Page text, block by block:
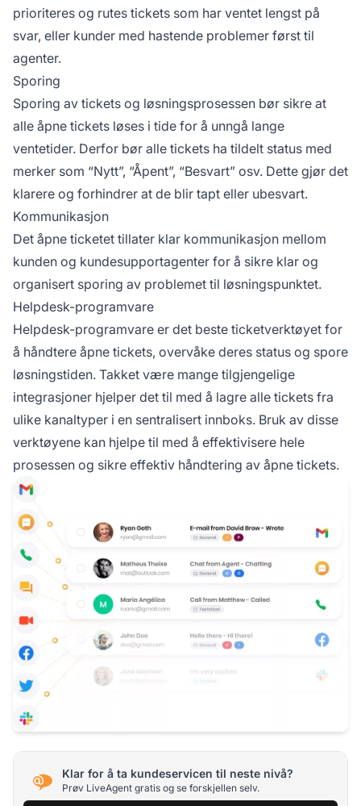
prioriteres og rutes tickets som har ventet lengst på
svar, eller kunder med hastende problemer først til
agenter.
Sporing
Sporing av tickets og løsningsprosessen bør sikre at
alle åpne tickets løses i tide for å unngå lange
ventetider. Derfor bør alle tickets ha tildelt status med
merker som “Nytt”, “Åpent”, “Besvart” osv. Dette gjør det
klarere og forhindrer at de blir tapt eller ubesvart.
Kommunikasjon
Det åpne ticketet tillater klar kommunikasjon mellom
kunden og kundesupportagenter for å sikre klar og
organisert sporing av problemet til løsningspunktet.
Helpdesk-programvare
Helpdesk-programvare er det beste ticketverktøyet for
å håndtere åpne tickets, overvåke deres status og spore
løsningstiden. Takket være mange tilgjengelige
integrasjoner hjelper det til med å lagre alle tickets fra
ulike kanaltyper i en sentralisert innboks. Bruk av disse
verktøyene kan hjelpe til med å effektivisere hele
prosessen og sikre effektiv håndtering av åpne tickets.
Klar for å ta kundeservicen til neste nivå?
Prøv LiveAgent gratis og se forskjellen selv.